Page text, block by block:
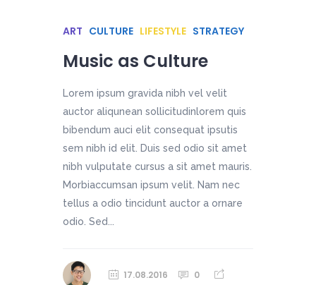
ART CULTURE LIFESTYLE STRATEGY
Music as Culture
Lorem ipsum gravida nibh vel velit
auctor aliqunean sollicitudinlorem quis
bibendum auci elit consequat ipsutis
sem nibh id elit. Duis sed odio sit amet
nibh vulputate cursus a sit amet mauris.
Morbiaccumsan ipsum velit. Nam nec
tellus a odio tincidunt auctor a ornare
odio. Sed...
17.08.2016 0